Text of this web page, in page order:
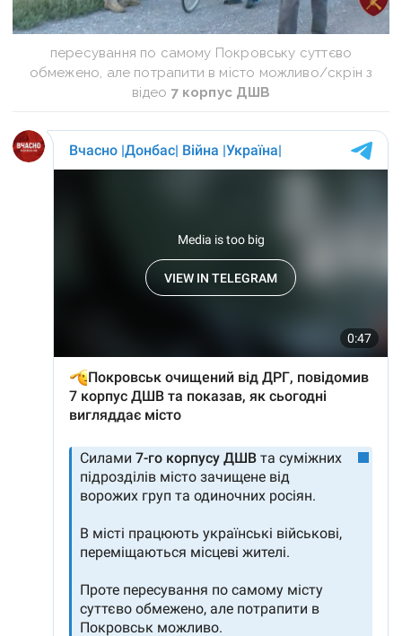
пересування по самому Покровську суттєво
обмежено, але потрапити в місто можливо/скрін з
відео 7 корпус ДШВ